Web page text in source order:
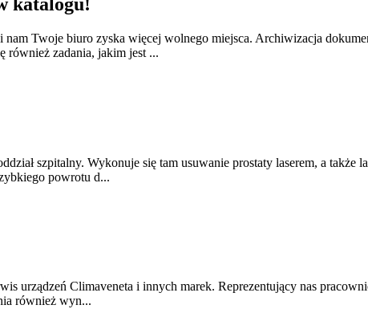
Twoje biuro zyska więcej wolnego miejsca. Archiwizacja
również zadania, jakim jest ...
szpitalny. Wykonuje się tam usuwanie prostaty laserem, a także
powrotu d...
urządzeń Climaveneta i innych marek. Reprezentujący nas
również wyn...